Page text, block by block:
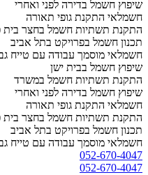
שיפוץ חשמל בדירה לפני ואחרי
חשמלאי התקנת גופי תאורה
התקנת תשתיות חשמל בחצר בית
תכנון חשמל בפרויקט בתל אביב
חשמלאי מוסמך עבודה עם טייח
שיפוץ חשמל בבית ישן
התקנת תשתיות חשמל במשרד
שיפוץ חשמל בדירה לפני ואחרי
חשמלאי התקנת גופי תאורה
התקנת תשתיות חשמל בחצר בית
תכנון חשמל בפרויקט בתל אביב
חשמלאי מוסמך עבודה עם טייח
052-670-4047
052-670-4047